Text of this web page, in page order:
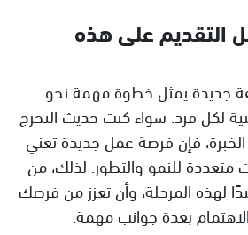
التقديم على هذه
جديدة يمثل خطوة مهمة نحو
لكل فرد. سواء كنت حديث التخرج
فإن فرصة عمل جديدة تعني
متعددة للنمو والتطور. لذلك، من
لهذه المرحلة، وأن تعزز من فرصك
بعدة جوانب مهمة.